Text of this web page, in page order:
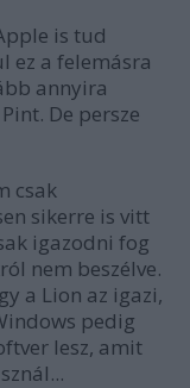
is tud
ez a felemásra
annyira
De persze
csak
sikerre is vitt
igazodni fog
nem beszélve.
a Lion az igazi,
pedig
lesz, amit